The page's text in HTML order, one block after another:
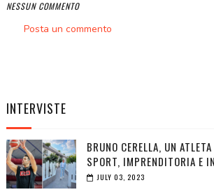
NESSUN COMMENTO
Posta un commento
INTERVISTE
BRUNO CERELLA, UN
SPORT, IMPRENDITORIA E
JULY 03, 2023